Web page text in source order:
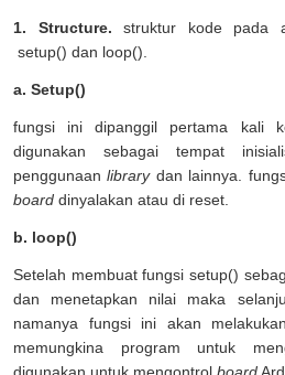
1. Structure. struktur kode pada
setup() dan loop().
a. Setup()
fungsi ini dipanggil pertama kali
digunakan sebagai tempat
penggunaanlibrarydan lainnya.
board dinyalakan atau di reset.
b. loop()
Setelah membuat fungsi setup()
dan menetapkan nilai maka
namanya fungsi ini akan
memungkina program untuk
digunakan untuk mengontrol board